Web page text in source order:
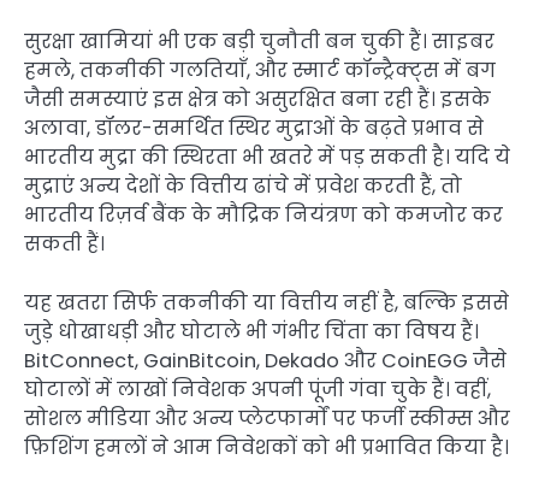
सुरक्षा खामियां भी एक बड़ी चुनौती बन चुकी हैं। साइबर
हमले, तकनीकी गलतियाँ, और स्मार्ट कॉन्ट्रैक्ट्स में बग
जैसी समस्याएं इस क्षेत्र को असुरक्षित बना रही हैं। इसके
अलावा, डॉलर-समर्थित स्थिर मुद्राओं के बढ़ते प्रभाव से
भारतीय मुद्रा की स्थिरता भी खतरे में पड़ सकती है। यदि ये
मुद्राएं अन्य देशों के वित्तीय ढांचे में प्रवेश करती हैं, तो
भारतीय रिज़र्व बैंक के मौद्रिक नियंत्रण को कमजोर कर
सकती हैं।
यह खतरा सिर्फ तकनीकी या वित्तीय नहीं है, बल्कि इससे
जुड़े धोखाधड़ी और घोटाले भी गंभीर चिंता का विषय हैं।
BitConnect, GainBitcoin, Dekado और CoinEGG जैसे
घोटालों में लाखों निवेशक अपनी पूंजी गंवा चुके हैं। वहीं,
सोशल मीडिया और अन्य प्लेटफार्मों पर फर्जी स्कीम्स और
फ़िशिंग हमलों ने आम निवेशकों को भी प्रभावित किया है।